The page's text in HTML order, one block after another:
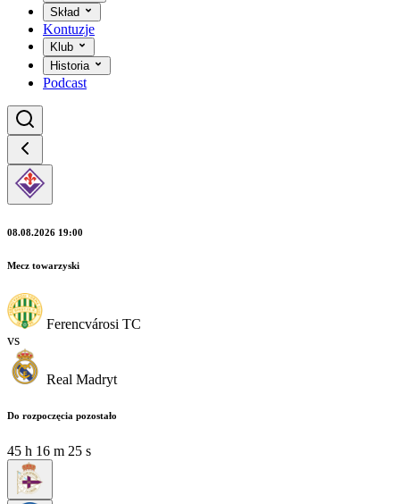
Skład
Kontuzje
Klub
Historia
Podcast
08.08.2026 19:00
Mecz towarzyski
Ferencvárosi TC
vs
Real Madryt
Do rozpoczęcia pozostało
45 h 16 m 24 s